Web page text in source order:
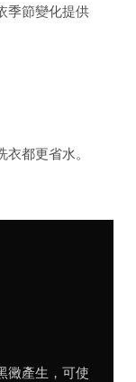
季節變化提供
都更省水。
黴產生，可使